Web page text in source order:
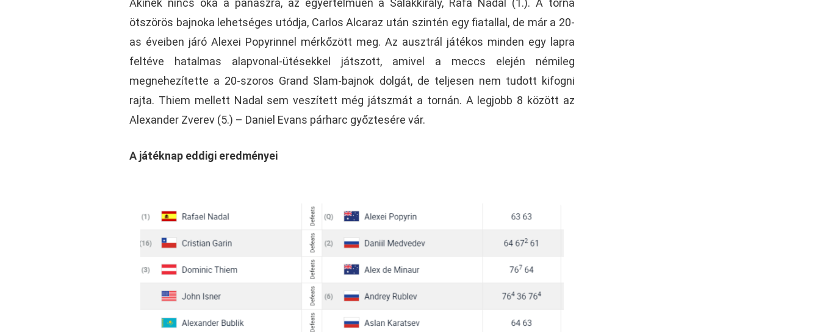
ötszörös bajnoka lehetséges utódja, Carlos Alcaraz után szintén egy fiatallal, de már a 20-
as éveiben járó Alexei Popyrinnel mérkőzött meg. Az ausztrál játékos minden egy lapra
feltéve hatalmas alapvonal-ütésekkel játszott, amivel a meccs elején némileg
megnehezítette a 20-szoros Grand Slam-bajnok dolgát, de teljesen nem tudott kifogni
rajta. Thiem mellett Nadal sem veszített még játszmát a tornán. A legjobb 8 között az
Alexander Zverev (5.) – Daniel Evans párharc győztesére vár.
A játéknap eddigi eredményei